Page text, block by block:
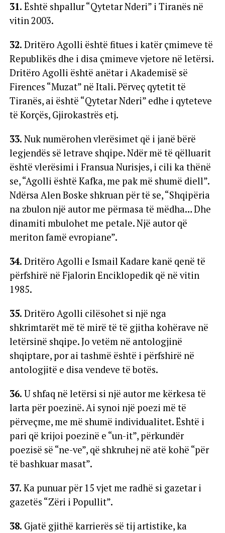
31. Është shpallur “Qytetar Nderi” i Tiranës në
vitin 2003.
32. Dritëro Agolli është fitues i katër çmimeve të
Republikës dhe i disa çmimeve vjetore në letërsi.
Dritëro Agolli është anëtar i Akademisë së
Firences “Muzat” në Itali. Përveç qytetit të
Tiranës, ai është “Qytetar Nderi” edhe i qyteteve
të Korçës, Gjirokastrës etj.
33. Nuk numërohen vlerësimet që i janë bërë
legjendës së letrave shqipe. Ndër më të qëlluarit
është vlerësimi i Fransua Nurisjes, i cili ka thënë
se, “Agolli është Kafka, me pak më shumë diell”.
Ndërsa Alen Boske shkruan për të se, “Shqipëria
na zbulon një autor me përmasa të mëdha… Dhe
dinamiti mbulohet me petale. Një autor që
meriton famë evropiane”.
34. Dritëro Agolli e Ismail Kadare kanë qenë të
përfshirë në Fjalorin Enciklopedik që në vitin
1985.
35. Dritëro Agolli cilësohet si një nga
shkrimtarët më të mirë të të gjitha kohërave në
letërsinë shqipe. Jo vetëm në antologjinë
shqiptare, por ai tashmë është i përfshirë në
antologjitë e disa vendeve të botës.
36. U shfaq në letërsi si një autor me kërkesa të
larta për poezinë. Ai synoi një poezi më të
përveçme, me më shumë individualitet. Është i
pari që krijoi poezinë e “un-it”, përkundër
poezisë së “ne-ve”, që shkruhej në atë kohë “për
të bashkuar masat”.
37. Ka punuar për 15 vjet me radhë si gazetar i
gazetës “Zëri i Popullit”.
38. Gjatë gjithë karrierës së tij artistike, ka